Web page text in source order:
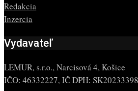
Redakcia
Inzercia
Vydavateľ
LEMUR, s.r.o., Narcisová 4, Košice
IČO: 46332227, IČ DPH: